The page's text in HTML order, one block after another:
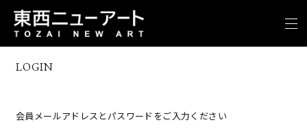
LOGIN
会員メールアドレスとパスワードをご入力ください